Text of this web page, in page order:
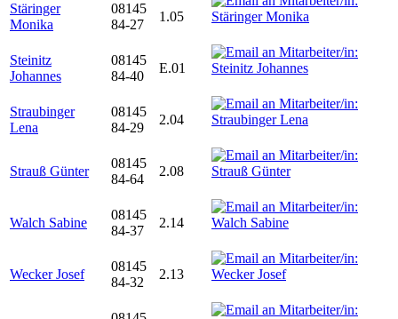
Stäringer
Monika
08145
84-27
1.05
Steinitz
Johannes
08145
84-40
E.01
Straubinger
Lena
08145
84-29
2.04
Strauß Günter
08145
84-64
2.08
Walch Sabine
08145
84-37
2.14
Wecker Josef
08145
84-32
2.13